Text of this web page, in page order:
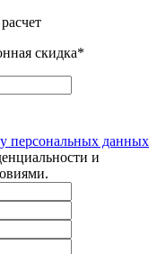
скидка*
персональных данных
и